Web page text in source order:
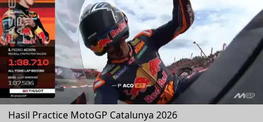
Hasil Practice MotoGP Catalunya 2026